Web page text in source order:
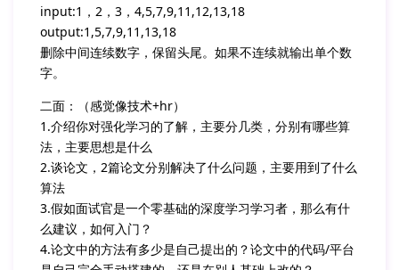
input:1，2，3，4,5,7,9,11,12,13,18
output:1,5,7,9,11,13,18
删除中间连续数字，保留头尾。如果不连续就输出单个数
字。
二面：（感觉像技术+hr）
1.介绍你对强化学习的了解，主要分几类，分别有哪些算
法，主要思想是什么
2.谈论文，2篇论文分别解决了什么问题，主要用到了什么
算法
3.假如面试官是一个零基础的深度学习学习者，那么有什
么建议，如何入门？
4.论文中的方法有多少是自己提出的？论文中的代码/平台